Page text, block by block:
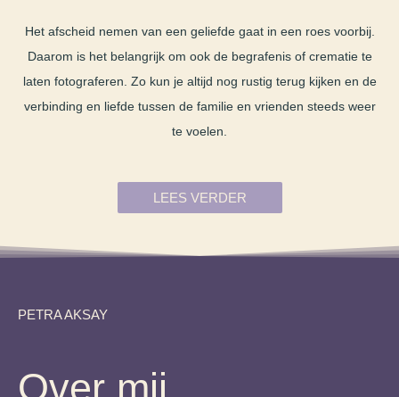
Het afscheid nemen van een geliefde gaat in een roes voorbij.
Daarom is het belangrijk om ook de begrafenis of crematie te
laten fotograferen. Zo kun je altijd nog rustig terug kijken en de
verbinding en liefde tussen de familie en vrienden steeds weer
te voelen.
LEES VERDER
PETRA AKSAY
Over mij